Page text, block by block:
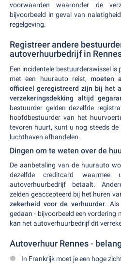
voorwaarden waaronder de
bijvoorbeeld in geval van
regelgeving.
Registreer andere
autoverhuurbedrijf in
Een incidentele bestuurderswissel is
met een huurauto reist,moeten
officieel geregistreerd zijn bij het
verzekeringsdekking altijd
bestuurder gelden dezelfde
hoofdbestuurder van het
tevoren huurt, kunt u nog steeds
luchthaven afhandelen.
Dingen om te weten over de
De aanbetaling van de huurauto
dezelfde creditcard
autoverhuurbedrijf betaalt.
zelden geaccepteerd bij het huren
zekerheid voor de verhuurder. Als
gedaan - bijvoorbeeld een vordering
kan het autoverhuurbedrijf dit
Autoverhuur Rennes -
In Frankrijk moet je een hoge